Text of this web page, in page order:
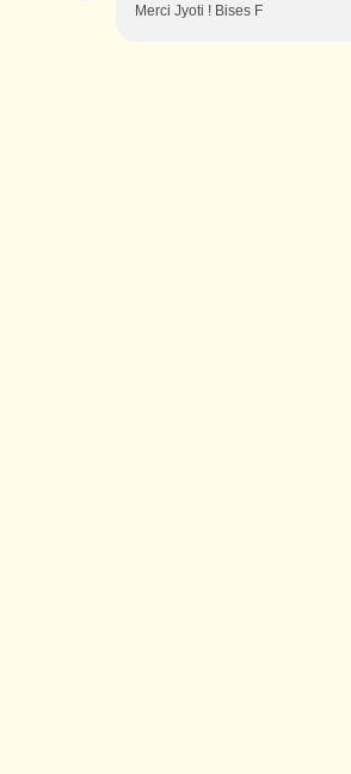
Merci Jyoti ! Bises F